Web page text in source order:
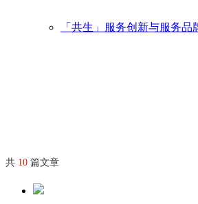
「共生」服务创新与服务品
共 10 篇文章